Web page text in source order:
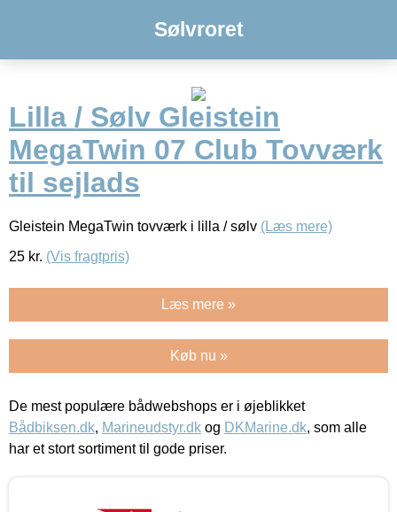
Sølvroret
Lilla / Sølv Gleistein
MegaTwin 07 Club Tovværk
til sejlads
Gleistein MegaTwin tovværk i lilla / sølv (Læs mere)
25 kr. (Vis fragtpris)
Læs mere »
Køb nu »
De mest populære bådwebshops er i øjeblikket
Bådbiksen.dk, Marineudstyr.dk og DKMarine.dk, som alle
har et stort sortiment til gode priser.